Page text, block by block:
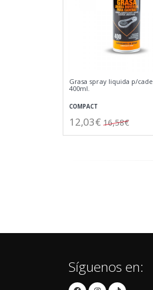
Grasa spray liquida p/
400ml.
COMPACT
12,03€ 16,58€
Síguenos en: